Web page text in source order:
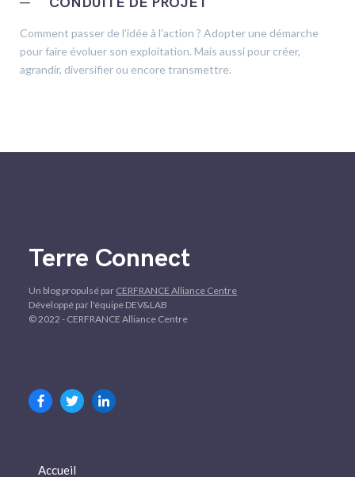
Comment passer de l’idée à l’action ? Adopter une démarche
pour faire évoluer son exploitation. Mais aussi pour créer,
agrandir, diversifier ou encore transmettre.
Terre Connect
Un blog propulsé par CERFRANCE Alliance Centre
Développé par l'équipe DEV&LAB
© 2022 - CERFRANCE Alliance Centre
Accueil